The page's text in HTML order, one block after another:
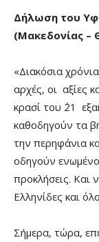
Δήλωση του
(Μακεδονίας –
«Διακόσια
αρχές, οι αξίες
κρασί του ΄21
καθοδηγούν τα
την περηφάνια
οδηγούν
προκλήσεις. Και
Ελληνίδες και
Σήμερα, τώρα,